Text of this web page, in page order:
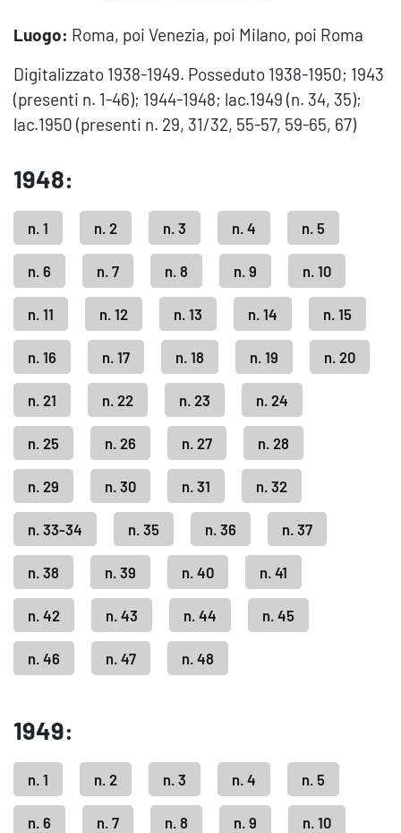
Luogo: Roma, poi Venezia, poi Milano, poi Roma
Digitalizzato 1938-1949. Posseduto 1938-1950; 1943
(presenti n. 1-46); 1944-1948; lac.1949 (n. 34, 35);
lac.1950 (presenti n. 29, 31/32, 55-57, 59-65, 67)
1948:
n. 1 n. 2 n. 3 n. 4 n. 5
n. 6 n. 7 n. 8 n. 9 n. 10
n. 11 n. 12 n. 13 n. 14 n. 15
n. 16 n. 17 n. 18 n. 19 n. 20
n. 21 n. 22 n. 23 n. 24
n. 25 n. 26 n. 27 n. 28
n. 29 n. 30 n. 31 n. 32
n. 33-34 n. 35 n. 36 n. 37
n. 38 n. 39 n. 40 n. 41
n. 42 n. 43 n. 44 n. 45
n. 46 n. 47 n. 48
1949:
n. 1 n. 2 n. 3 n. 4 n. 5
n. 6 n. 7 n. 8 n. 9 n. 10